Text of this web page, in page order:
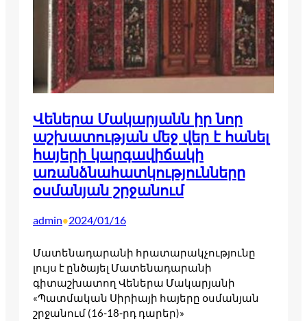
Վեներա Մակարյանն իր նոր
աշխատության մեջ վեր է հանել
հայերի կարգավիճակի
առանձնահատկությունները
օսմանյան շրջանում
admin•2024/01/16
Մատենադարանի հրատարակչությունը
լույս է ընծայել Մատենադարանի
գիտաշխատող Վեներա Մակարյանի
«Պատմական Սիրիայի հայերը օսմանյան
շրջանում (16-18-րդ դարեր)»